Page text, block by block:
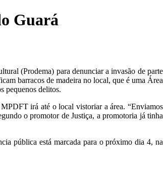
Guará
(Prodema) para denunciar a invasão de parte
barracos de madeira no local, que é uma Área
pequenos delitos.
irá até o local vistoriar a área. “Enviamos
o promotor de Justiça, a promotoria já tinha
pública está marcada para o próximo dia 4, na